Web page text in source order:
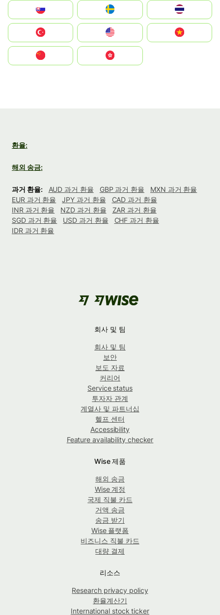
United States
中國香港特別行政區
환율:
해외 송금:
과거 환율: AUD 과거 환율 GBP 과거 환율
MXN 과거 환율
EUR 과거 환율
JPY 과거 환율
CAD 과거 환율
INR 과거 환율
NZD 과거 환율
ZAR 과거 환율
SGD 과거 환율
USD 과거 환율
CHF 과거 환율
IDR 과거 환율
회사 및 팀
회사 및 팀
보안
보도 자료
커리어
Service status
투자자 관계
계열사 및 파트너십
헬프 센터
Accessibility
Feature availability checker
Wise 제품
해외 송금
Wise 계정
국제 직불 카드
거액 송금
송금 받기
Wise 플랫폼
비즈니스 직불 카드
대량 결제
리소스
Research privacy policy
환율계산기
International stock ticker